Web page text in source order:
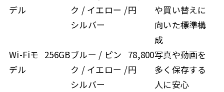
デル
ク / イエロー /
シルバー
円
や買い替えに
向いた標準構
成
Wi-Fiモ
デル
256GBブルー / ピン
ク / イエロー /
シルバー
78,800
円
写真や動画を
多く保存する
人に安心